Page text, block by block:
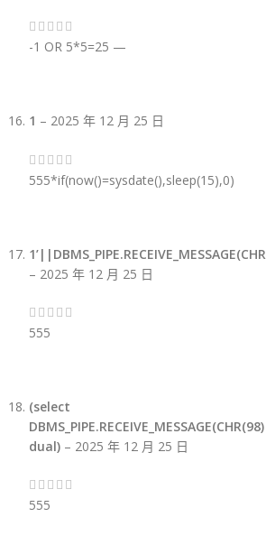
-1 OR 5*5=25 —
1 – 2025 年 12 月 25 日
555*if(now()=sysdate(),sleep(15),0)
– 2025 年 12 月 25 日
555
(select
dual) – 2025 年 12 月 25 日
555